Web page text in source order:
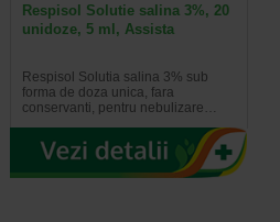
Respisol Solutie salina 3%, 20
unidoze, 5 ml, Assista
Respisol Solutia salina 3% sub
forma de doza unica, fara
conservanti, pentru nebulizare…